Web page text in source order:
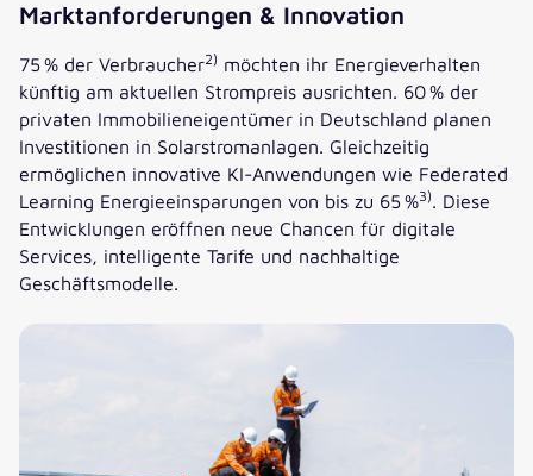
Marktanforderungen & Innovation
75 % der Verbraucher2) möchten ihr Energieverhalten
künftig am aktuellen Strompreis ausrichten. 60 % der
privaten Immobilieneigentümer in Deutschland planen
Investitionen in Solarstromanlagen. Gleichzeitig
ermöglichen innovative KI-Anwendungen wie Federated
Learning Energieeinsparungen von bis zu 65 %3). Diese
Entwicklungen eröffnen neue Chancen für digitale
Services, intelligente Tarife und nachhaltige
Geschäftsmodelle.